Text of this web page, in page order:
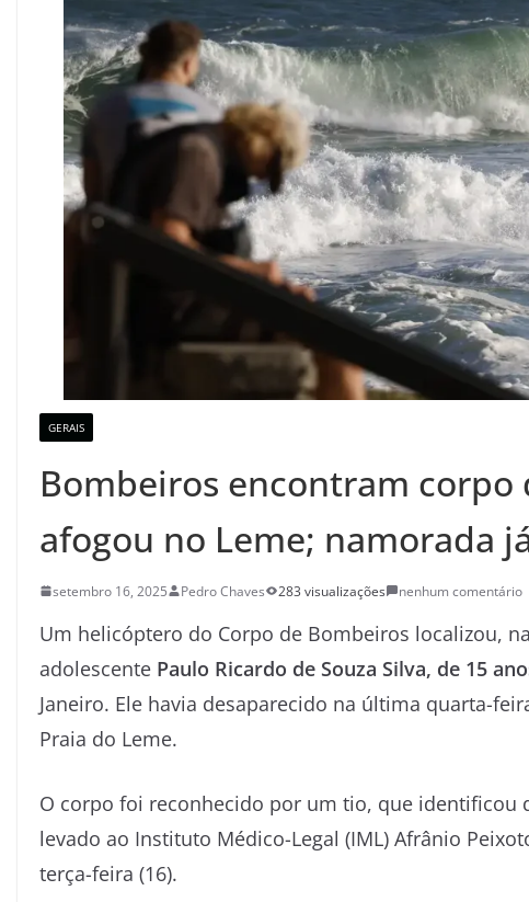
GERAIS
Bombeiros encontram corpo
afogou no Leme; namorada
setembro 16, 2025 Pedro Chaves 283 visualizações nenhum comentário
Um helicóptero do Corpo de Bombeiros localizou,
adolescente Paulo Ricardo de Souza Silva, de 15
Janeiro. Ele havia desaparecido na última quarta-
Praia do Leme.
O corpo foi reconhecido por um tio, que identificou
levado ao Instituto Médico-Legal (IML) Afrânio
terça-feira (16).